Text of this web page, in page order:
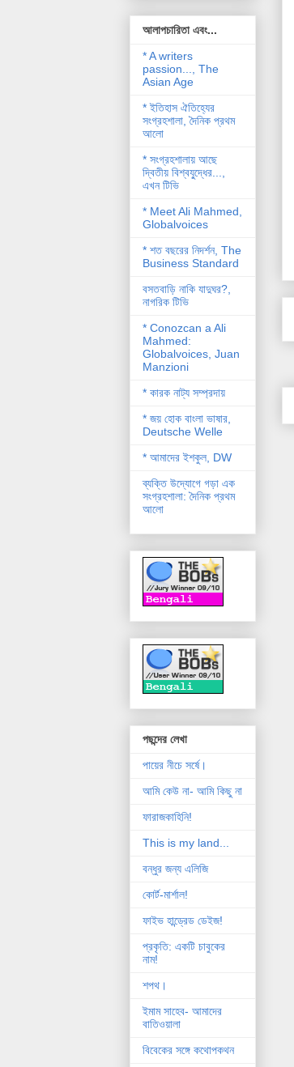
আলাপচারিতা এবং...
* A writers
passion..., The
Asian Age
* ইতিহাস ঐতিহ্যের
সংগ্রহশালা, দৈনিক প্রথম
আলো
* সংগ্রহশালায় আছে
দ্বিতীয় বিশ্বযু্দ্ধের...,
এখন টিভি
* Meet Ali Mahmed,
Globalvoices
* শত বছরের নিদর্শন, The
Business Standard
বসতবাড়ি নাকি যাদুঘর?,
নাগরিক টিভি
* Conozcan a Ali
Mahmed:
Globalvoices, Juan
Manzioni
* কারক নাট্য সম্প্রদায়
* জয় হোক বাংলা ভাষার,
Deutsche Welle
* আমাদের ইশকুল, DW
ব্যক্তি উদ্যোগে গড়া এক
সংগ্রহশালা: দৈনিক প্রথম
আলো
পছন্দের লেখা
পায়ের নীচে সর্ষে।
আমি কেউ না- আমি কিছু না
ফারাজকাহিনি!
This is my land...
বন্ধুর জন্য এলিজি
কোর্ট-মার্শাল!
ফাইভ হান্ড্রেড ডেইজ!
প্রকৃতি: একটি চাবুকের
নাম!
শপথ।
ইমাম সাহেব- আমাদের
বাতিওয়ালা
বিবেকের সঙ্গে কথোপকথন